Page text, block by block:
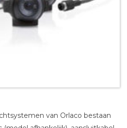
van Orlaco bestaan